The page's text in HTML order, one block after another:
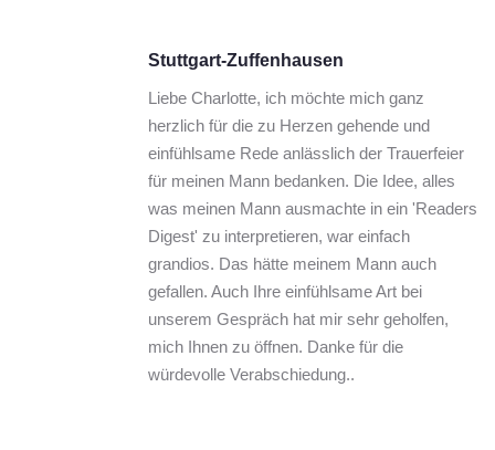
Stuttgart-Zuffenhausen
Liebe Charlotte, ich möchte mich ganz
herzlich für die zu Herzen gehende und
einfühlsame Rede anlässlich der Trauerfeier
für meinen Mann bedanken. Die Idee, alles
was meinen Mann ausmachte in ein 'Readers
Digest' zu interpretieren, war einfach
grandios. Das hätte meinem Mann auch
gefallen. Auch Ihre einfühlsame Art bei
unserem Gespräch hat mir sehr geholfen,
mich Ihnen zu öffnen. Danke für die
würdevolle Verabschiedung..